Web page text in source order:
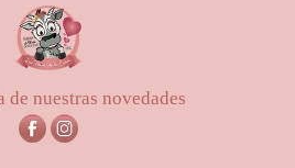
de nuestras novedades